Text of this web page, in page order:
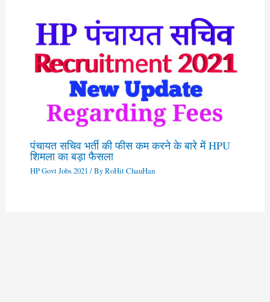
पंचायत सचिव भर्ती की फीस कम करने के बारे में HPU
शिमला का बड़ा फैसला
HP Govt Jobs 2021 / ByRoHit ChauHan